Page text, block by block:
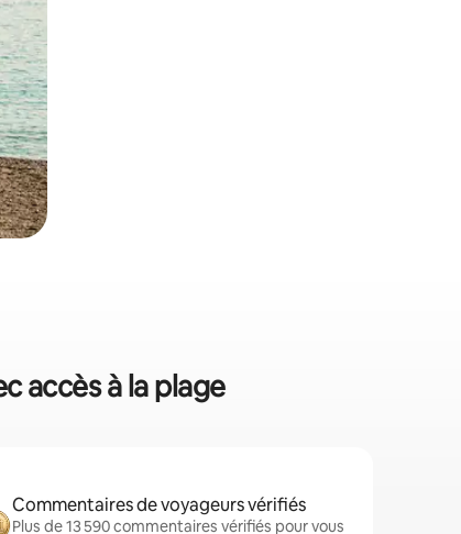
accès à la plage
Commentaires de voyageurs vérifiés
Plus de 13 590 commentaires vérifiés pour vous